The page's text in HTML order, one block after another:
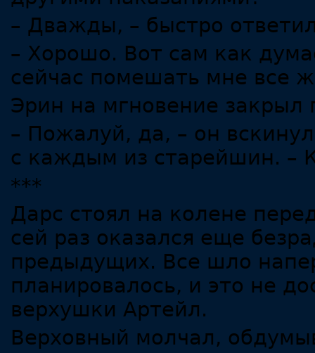
– Дважды, – быстро
– Хорошо. Вот сам как
сейчас помешать мне все
Эрин на мгновение закрыл
– Пожалуй, да, – он
с каждым из старейшин. –
***
Дарс стоял на колене
сей раз оказался еще
предыдущих. Все шло
планировалось, и это не
верхушки Артейл.
Верховный молчал,